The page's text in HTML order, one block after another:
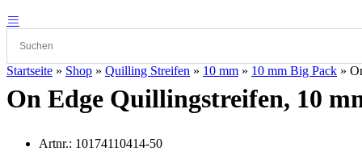
Startseite » Shop » Quilling Streifen » 10 mm » 10 mm Big Pack »
On Edge Quillingstreifen, 10
Artnr.: 10174110414-50